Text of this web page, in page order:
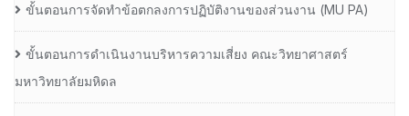
ขั้นตอนการจัดทำข้อตกลงการปฏิบัติงานของส่วนงาน (MU PA)
ขั้นตอนการดำเนินงานบริหารความเสี่ยง คณะวิทยาศาสตร์
มหาวิทยาลัยมหิดล